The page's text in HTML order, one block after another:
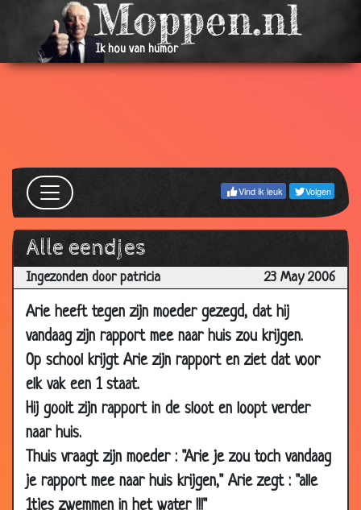
Ik hou van humor
Vind ik leuk Volgen
Alle eendjes
Ingezonden door patricia 23 May 2006
Arie heeft tegen zijn moeder gezegd, dat hij
vandaag zijn rapport mee naar huis zou krijgen.
Op school krijgt Arie zijn rapport en ziet dat voor
elk vak een 1 staat.
Hij gooit zijn rapport in de sloot en loopt verder
naar huis.
Thuis vraagt zijn moeder : "Arie je zou toch vandaag
je rapport mee naar huis krijgen," Arie zegt : "alle
1tjes zwemmen in het water !!!"
11 Jun
2006
Jagen
04 Jun
2006
02 Jun
2006
In de trein 3.01
02 Jun
2006
Topverkoper 3.78
31 May
2006
Sterk zijn
31 May
2006
Onderbroeken 2.98
30
May
2006
Stofzuiger 3.74
30
Dracula 1.81